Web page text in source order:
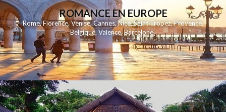
ROMANCE EN EUROPE
Rome,Florence,Venise,Cannes,Nice,Saint Tropez,Provence,
Belgique,Valence,Barcelone,